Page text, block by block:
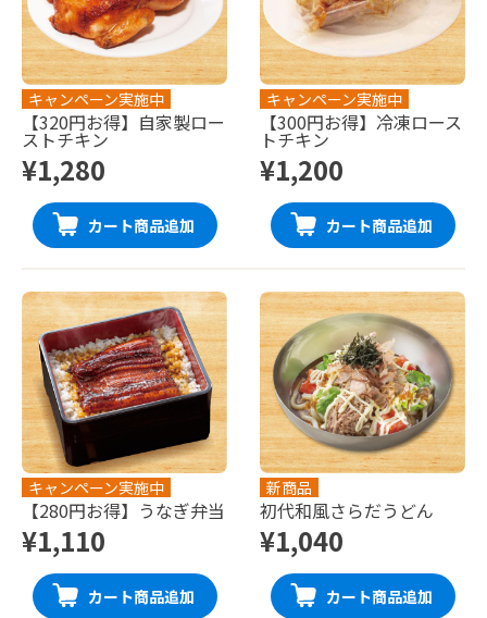
キャンペーン実施中
【320円お得】自家製ロー
ストチキン
¥1,280
カート商品追加
キャンペーン実施中
【300円お得】冷凍ロース
トチキン
¥1,200
カート商品追加
キャンペーン実施中
【280円お得】うなぎ弁当
¥1,110
カート商品追加
新商品
初代和風さらだうどん
¥1,040
カート商品追加